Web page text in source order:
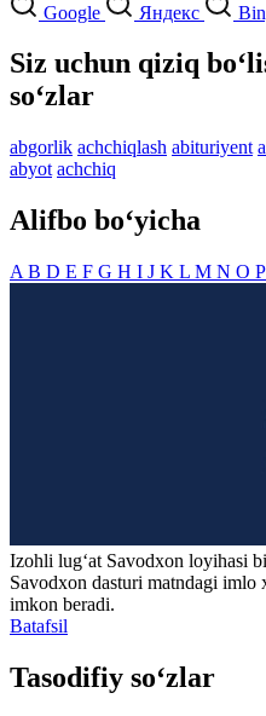
Google Яндекс
Siz uchun qiziq
so‘zlar
abgorlik achchiqlash abituriyent
abyot achchiq
Alifbo bo‘yicha
A B D E F G H I J K L M N O P
Izohli lugʻat Savodxon loyihasi
Savodxon dasturi matndagi imlo
imkon beradi.
Batafsil
Tasodifiy so‘zlar